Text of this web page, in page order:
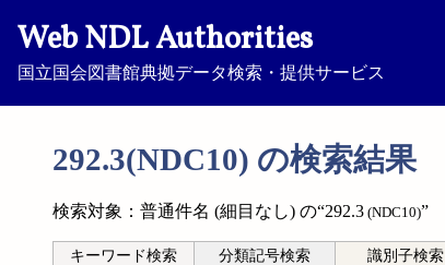
Web NDL Authorities
国立国会図書館典拠データ検索・提供サービス
292.3(NDC10) の検索結果
検索対象：普通件名 (細目なし) の“292.3 (NDC10)”
キーワード検索 分類記号検索 識別子検索